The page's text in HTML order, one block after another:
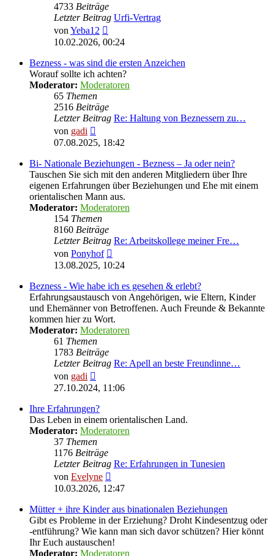
4733 Beiträge
Letzter Beitrag Urfi-Vertrag
von Yeba12
Beitrag
10.02.2026, 00:24
Bezness - was sind die ersten Anzeichen
Worauf sollte ich achten?
Moderator: Moderatoren
65 Themen
2516 Beiträge
Letzter Beitrag Re: Haltung von Beznessern zu…
von gadi
Beitrag
07.08.2025, 18:42
Bi- Nationale Beziehungen - Bezness – Ja oder nein?
Tauschen Sie sich mit den anderen Mitgliedern über Ihre
eigenen Erfahrungen über Beziehungen und Ehe mit einem
orientalischen Mann aus.
Moderator: Moderatoren
154 Themen
8160 Beiträge
Letzter Beitrag Re: Arbeitskollege meiner Fre…
von Ponyhof
Beitrag
13.08.2025, 10:24
Bezness - Wie habe ich es gesehen & erlebt?
Erfahrungsaustausch von Angehörigen, wie Eltern, Kinder
und Ehemänner von Betroffenen. Auch Freunde & Bekannte
kommen hier zu Wort.
Moderator: Moderatoren
61 Themen
1783 Beiträge
Letzter Beitrag Re: Apell an beste Freundinne…
von gadi
Beitrag
27.10.2024, 11:06
Ihre Erfahrungen?
Das Leben in einem orientalischen Land.
Moderator: Moderatoren
37 Themen
1176 Beiträge
Letzter Beitrag Re: Erfahrungen in Tunesien
von Evelyne
Beitrag
10.03.2026, 12:47
Mütter + ihre Kinder aus binationalen Beziehungen
Gibt es Probleme in der Erziehung? Droht Kindesentzug oder
-entführung? Wie kann man sich davor schützen? Hier könnt
Ihr Euch austauschen!
Moderator: Moderatoren